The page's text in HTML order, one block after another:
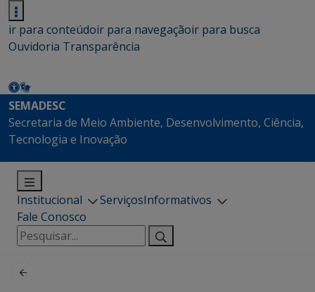
ir para conteúdoir para navegaçãoir para busca
Ouvidoria Transparência
SEMADESC
Secretaria de Meio Ambiente, Desenvolvimento, Ciência,
Tecnologia e Inovação
Institucional ServiçosInformativos
Fale Conosco
Pesquisar
por: